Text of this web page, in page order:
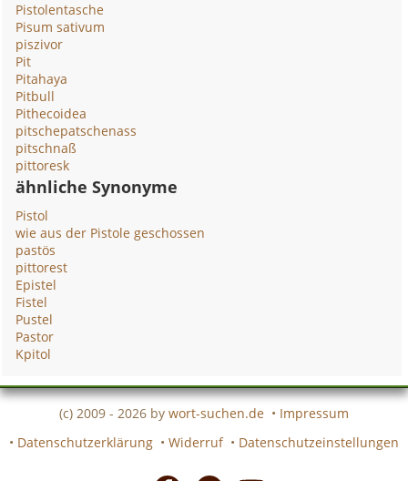
Pistolentasche
Pisum sativum
piszivor
Pit
Pitahaya
Pitbull
Pithecoidea
pitschepatschenass
pitschnaß
pittoresk
ähnliche Synonyme
Pistol
wie aus der Pistole geschossen
pastös
pittorest
Epistel
Fistel
Pustel
Pastor
Kpitol
(c) 2009 - 2026 by wort-suchen.de • Impressum
• Datenschutzerklärung • Widerruf • Datenschutzeinstellungen